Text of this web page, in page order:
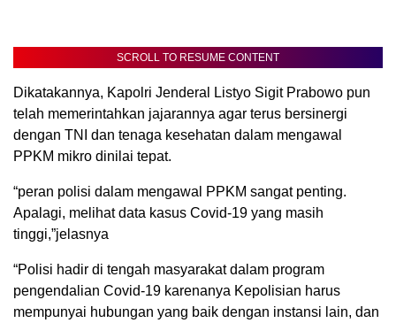
SCROLL TO RESUME CONTENT
Dikatakannya, Kapolri Jenderal Listyo Sigit Prabowo pun
telah memerintahkan jajarannya agar terus bersinergi
dengan TNI dan tenaga kesehatan dalam mengawal
PPKM mikro dinilai tepat.
“peran polisi dalam mengawal PPKM sangat penting.
Apalagi, melihat data kasus Covid-19 yang masih
tinggi,”jelasnya
“Polisi hadir di tengah masyarakat dalam program
pengendalian Covid-19 karenanya Kepolisian harus
mempunyai hubungan yang baik dengan instansi lain, dan